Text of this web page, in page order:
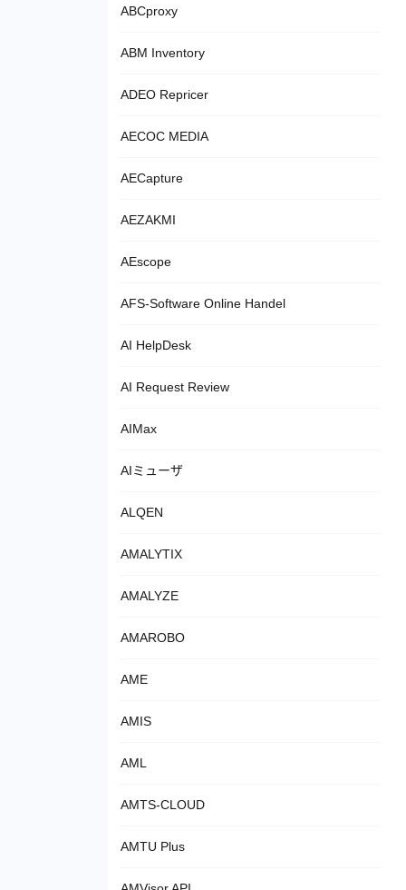
ABCproxy
ABM Inventory
ADEO Repricer
AECOC MEDIA
AECapture
AEZAKMI
AEscope
AFS-Software Online Handel
AI HelpDesk
AI Request Review
AIMax
AIミューザ
ALQEN
AMALYTIX
AMALYZE
AMAROBO
AME
AMIS
AML
AMTS-CLOUD
AMTU Plus